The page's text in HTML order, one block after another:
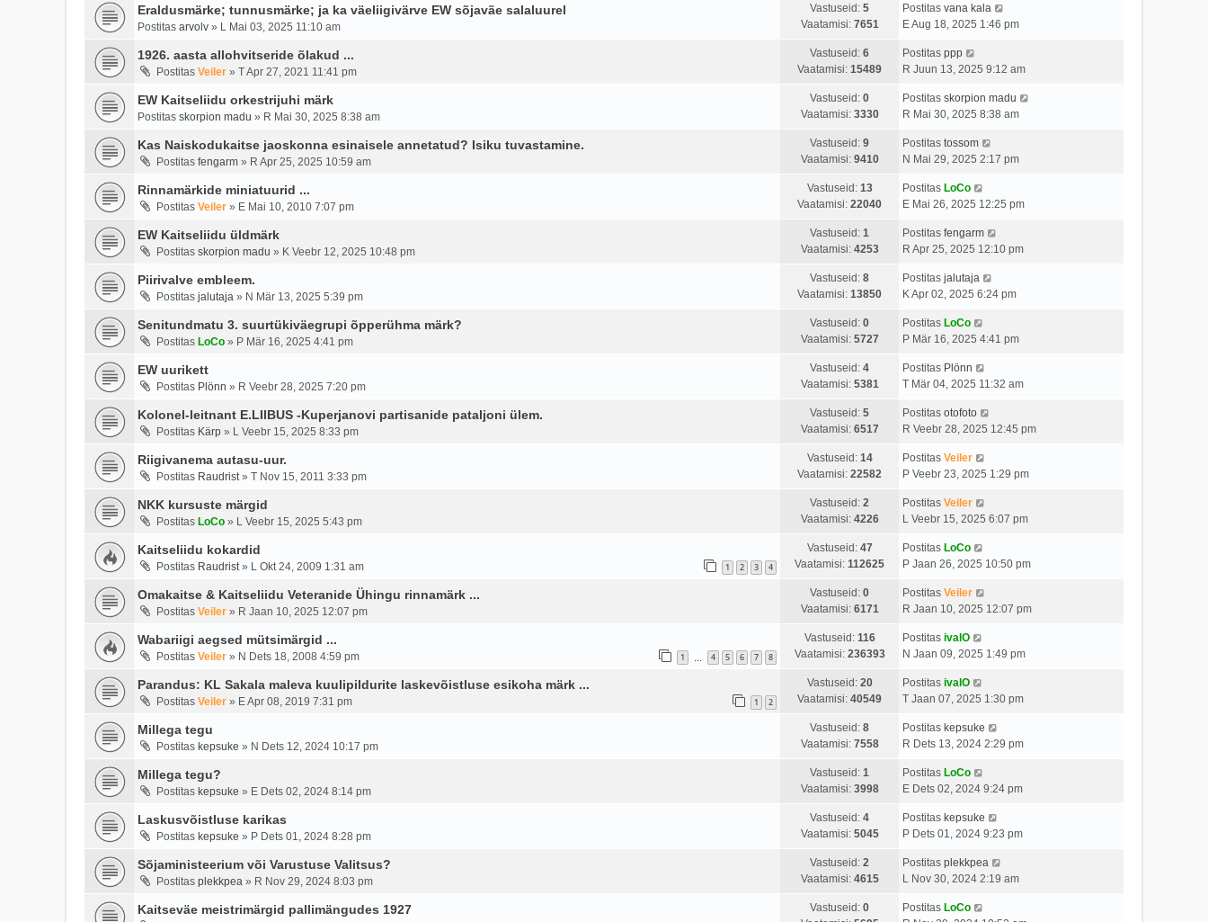
Eraldusmärke; tunnusmärke; ja ka väeliigivärve EW sõjavãe salaluurel
Postitas arvolv » L Mai 03, 2025 11:10 am
Vastuseid: 5
Vaatamisi: 7651
Postitas vana kala
E Aug 18, 2025 1:46 pm
1926. aasta allohvitseride õlakud ...
Postitas Veiler » T Apr 27, 2021 11:41 pm
Vastuseid: 6
Vaatamisi: 15489
Postitas ppp
R Juun 13, 2025 9:12 am
EW Kaitseliidu orkestrijuhi märk
Postitas skorpion madu » R Mai 30, 2025 8:38 am
Vastuseid: 0
Vaatamisi: 3330
Postitas skorpion madu
R Mai 30, 2025 8:38 am
Kas Naiskodukaitse jaoskonna esinaisele annetatud? Isiku tuvastamine.
Postitas fengarm » R Apr 25, 2025 10:59 am
Vastuseid: 9
Vaatamisi: 9410
Postitas tossom
N Mai 29, 2025 2:17 pm
Rinnamärkide miniatuurid ...
Postitas Veiler » E Mai 10, 2010 7:07 pm
Vastuseid: 13
Vaatamisi: 22040
Postitas LoCo
E Mai 26, 2025 12:25 pm
EW Kaitseliidu üldmärk
Postitas skorpion madu » K Veebr 12, 2025 10:48 pm
Vastuseid: 1
Vaatamisi: 4253
Postitas fengarm
R Apr 25, 2025 12:10 pm
Piirivalve embleem.
Postitas jalutaja » N Mär 13, 2025 5:39 pm
Vastuseid: 8
Vaatamisi: 13850
Postitas jalutaja
K Apr 02, 2025 6:24 pm
Senitundmatu 3. suurtükiväegrupi õpperühma märk?
Postitas LoCo » P Mär 16, 2025 4:41 pm
Vastuseid: 0
Vaatamisi: 5727
Postitas LoCo
P Mär 16, 2025 4:41 pm
EW uurikett
Postitas Plönn » R Veebr 28, 2025 7:20 pm
Vastuseid: 4
Vaatamisi: 5381
Postitas Plönn
T Mär 04, 2025 11:32 am
Kolonel-leitnant E.LIIBUS -Kuperjanovi partisanide pataljoni ülem.
Postitas Kärp » L Veebr 15, 2025 8:33 pm
Vastuseid: 5
Vaatamisi: 6517
Postitas otofoto
R Veebr 28, 2025 12:45 pm
Riigivanema autasu-uur.
Postitas Raudrist» T Nov 15, 2011 3:33 pm
Vastuseid: 14
Vaatamisi: 22582
Postitas Veiler
P Veebr 23, 2025 1:29 pm
NKK kursuste märgid
Postitas LoCo » L Veebr 15, 2025 5:43 pm
Vastuseid: 2
Vaatamisi: 4226
Postitas Veiler
L Veebr 15, 2025 6:07 pm
Kaitseliidu kokardid
Postitas Raudrist» L Okt 24, 2009 1:31 am 1 2 3 4
Vastuseid: 47
Vaatamisi: 112625
Postitas LoCo
P Jaan 26, 2025 10:50 pm
Omakaitse & Kaitseliidu Veteranide Ühingu rinnamärk ...
Postitas Veiler » R Jaan 10, 2025 12:07 pm
Vastuseid: 0
Vaatamisi: 6171
Postitas Veiler
R Jaan 10, 2025 12:07 pm
Wabariigi aegsed mütsimärgid ...
Postitas Veiler » N Dets 18, 2008 4:59 pm 1 4 5 6 7 8
Vastuseid: 116
Vaatamisi: 236393
Postitas ivalO
N Jaan 09, 2025 1:49 pm
Parandus: KL Sakala maleva kuulipildurite laskevõistluse esikoha märk ...
Postitas Veiler » E Apr 08, 2019 7:31 pm 1 2
Vastuseid: 20
Vaatamisi: 40549
Postitas ivalO
T Jaan 07, 2025 1:30 pm
Millega tegu
Postitas kepsuke » N Dets 12, 2024 10:17 pm
Vastuseid: 8
Vaatamisi: 7558
Postitas kepsuke
R Dets 13, 2024 2:29 pm
Millega tegu?
Postitas kepsuke » E Dets 02, 2024 8:14 pm
Vastuseid: 1
Vaatamisi: 3998
Postitas LoCo
E Dets 02, 2024 9:24 pm
Laskusvõistluse karikas
Postitas kepsuke » P Dets 01, 2024 8:28 pm
Vastuseid: 4
Vaatamisi: 5045
Postitas kepsuke
P Dets 01, 2024 9:23 pm
Sõjaministeerium või Varustuse Valitsus?
Postitas plekkpea » R Nov 29, 2024 8:03 pm
Vastuseid: 2
Vaatamisi: 4615
Postitas plekkpea
L Nov 30, 2024 2:19 am
Kaitseväe meistrimärgid pallimängudes 1927 Vastuseid: 0
Postitas LoCo